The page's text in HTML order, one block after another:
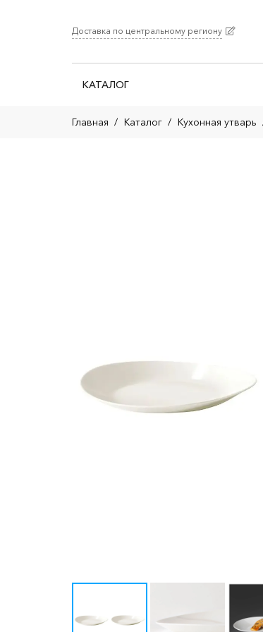
Доставка по центральному региону
КАТАЛОГ
Главная / Каталог / Кухонная утварь